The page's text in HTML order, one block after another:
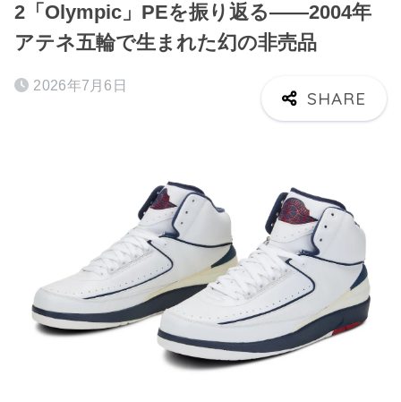
2「Olympic」PEを振り返る——2004年
アテネ五輪で生まれた幻の非売品
2026年7月6日